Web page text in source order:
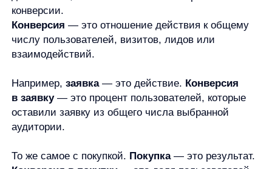
коммерческое предложение, заказ или оплату.
В e-commerce конверсию можно анализировать
по разным шагам: поиск товара, просмотр
карточки, добавление в корзину, оформление
открывают товар, но редко добавляют его
в корзину, это может быть сигналом проверить
карточку, цену, полноту информации, условия
доставки или доверие к предложению.
показатель. Она помогает увидеть, на каком этапе
пользователи перестают двигаться к цели.